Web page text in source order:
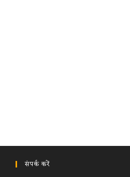
संपर्क करें